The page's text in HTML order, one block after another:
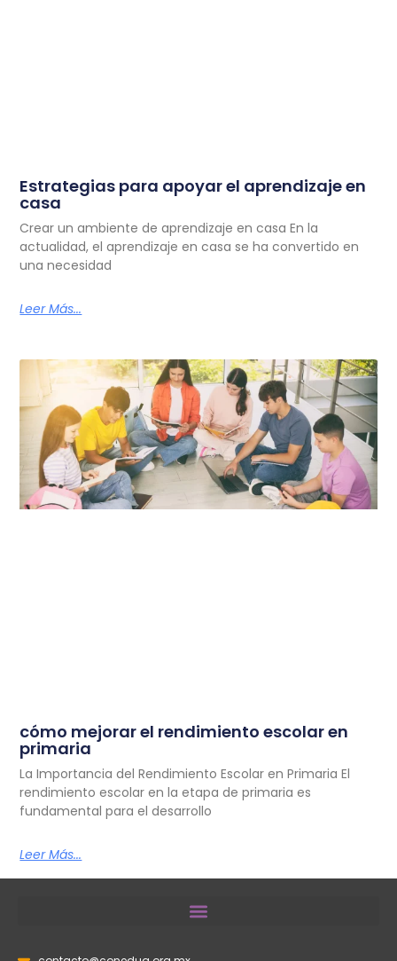
Estrategias para apoyar el aprendizaje en
casa
Crear un ambiente de aprendizaje en casa En la
actualidad, el aprendizaje en casa se ha convertido en
una necesidad
Leer Más...
cómo mejorar el rendimiento escolar en
primaria
La Importancia del Rendimiento Escolar en Primaria El
rendimiento escolar en la etapa de primaria es
fundamental para el desarrollo
Leer Más...